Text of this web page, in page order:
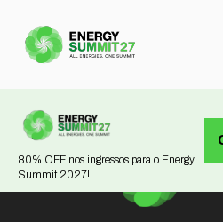
80% OFF nos ingressos para o Energy
Summit 2027!
Not found